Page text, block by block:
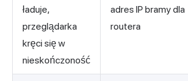
ładuje,
przeglądarka
kręci się w
nieskończoność
adres IP bramy dla
routera